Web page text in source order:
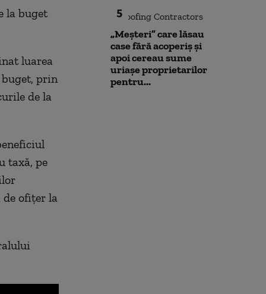
la buget
luarea
prin
de la
taxă, pe
ofițer la
5
„Meșteri” care lăsau
case fără acoperiș și
apoi cereau sume
uriașe proprietarilor
pentru...